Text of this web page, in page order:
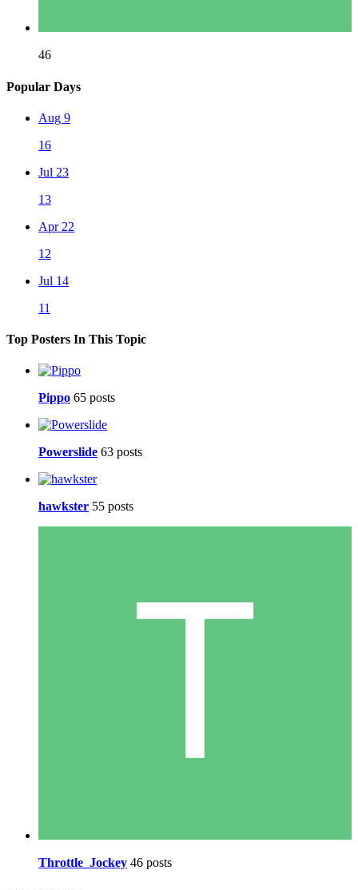
46
Popular Days
Aug 9
16
Jul 23
13
Apr 22
12
Jul 14
11
Top Posters In This Topic
Pippo 65 posts
Powerslide 63 posts
hawkster 55 posts
Throttle_Jockey 46 posts